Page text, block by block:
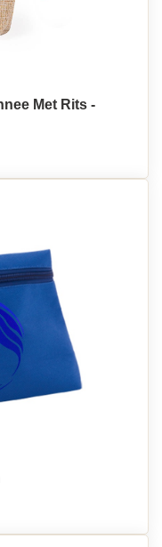
Met Rits -